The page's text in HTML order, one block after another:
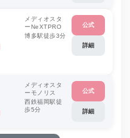
メディオスタ
ーNeXTPRO
博多駅徒歩3分
公式
詳細
メディオスタ
ーモノリス
西鉄福岡駅徒
歩5分
公式
詳細